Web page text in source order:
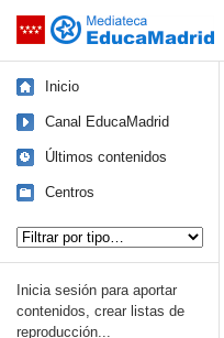
Saltar navegación
Inicio
Canal EducaMadrid
Últimos contenidos
Centros
Inicia sesión para aportar
contenidos, crear listas de
reproducción...